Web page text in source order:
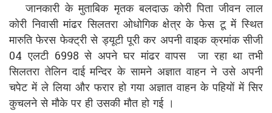
जानकारी के मुताबिक मृतक बलदाऊ कोरी पिता जीवन लाल
कोरी निवासी मांढर सिलतरा ओधोगिक क्षेत्र के फेस टू में स्थित
मारुति फेरस फेक्ट्री से ड्यूटी पूरी कर अपनी वाइक क्रमांक सीजी
04 एलटी 6998 से अपने घर मांढर वापस जा रहा था तभी
सिलतरा तेलिन दाई मन्दिर के सामने अज्ञात वाहन ने उसे अपनी
चपेट में ले लिया और फरार हो गया अज्ञात वाहन के पहियों में सिर
कुचलने से मौके पर ही उसकी मौत हो गई ।